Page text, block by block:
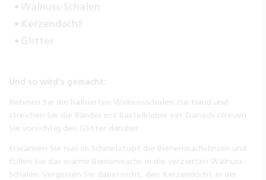
Walnuss-Schalen
Kerzendocht
Glitter
Und so wird’s gemacht:
Nehmen Sie die halbierten Walnussschalen zur Hand und
streichen Sie die Ränder mit Bastelkleber ein. Danach streuen
Sie vorsichtig den Glitter darüber.
Erwärmen Sie nun im Schmelztopf die Bienenwachslinsen und
füllen Sie das warme Bienenwachs in die verzierten Walnuss-
Schalen. Vergessen Sie dabei nicht, den Kerzendocht in der